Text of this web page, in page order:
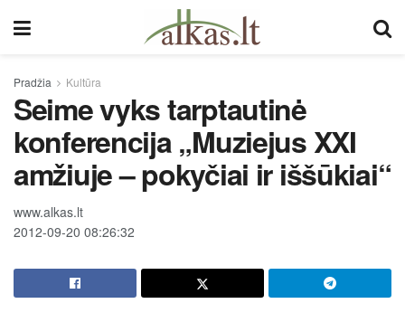
Pradžia Kultūra
Seime vyks tarptautinė
konferencija „Muziejus XXI
amžiuje – pokyčiai ir iššūkiai“
www.alkas.lt
2012-09-20 08:26:32